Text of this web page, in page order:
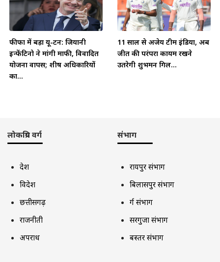
फीफा में बड़ा यू-टर्न: जियानी
इन्फेंटिनो ने मांगी माफी, विवादित
योजना वापस; शीर्ष अधिकारियों
का...
11 साल से अजेय टीम इंडिया, अब
जीत की परंपरा कायम रखने
उतरेगी शुभमन गिल...
लोकप्रिय वर्ग
देश
विदेश
छत्तीसगढ़
राजनीती
अपराध
संभाग
रायपुर संभाग
बिलासपुर संभाग
दुर्ग संभाग
सरगुजा संभाग
बस्तर संभाग